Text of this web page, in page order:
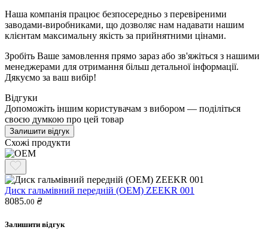
Наша компанія працює безпосередньо з перевіреними
заводами-виробниками, що дозволяє нам надавати нашим
клієнтам максимальну якість за прийнятними цінами.
Зробіть Ваше замовлення прямо зараз або зв'яжіться з нашими
менеджерами для отримання більш детальної інформації.
Дякуємо за ваш вибір!
Відгуки
Допоможіть іншим користувачам з вибором — поділіться
своєю думкою про цей товар
Залишити відгук
Схожі продукти
Диск гальмівний передній (OEM) ZEEKR 001
8085.00 ₴
Залишити відгук